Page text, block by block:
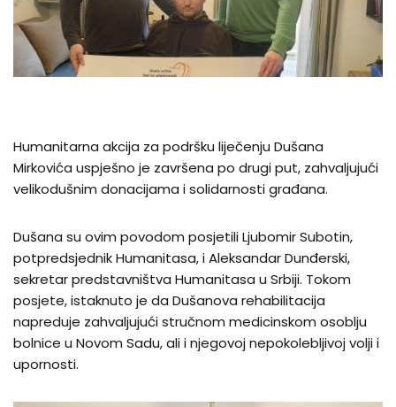
Humanitarna akcija za podršku liječenju Dušana
Mirkovića uspješno je završena po drugi put, zahvaljujući
velikodušnim donacijama i solidarnosti građana.
Dušana su ovim povodom posjetili Ljubomir Subotin,
potpredsjednik Humanitasa, i Aleksandar Dunđerski,
sekretar predstavništva Humanitasa u Srbiji. Tokom
posjete, istaknuto je da Dušanova rehabilitacija
napreduje zahvaljujući stručnom medicinskom osoblju
bolnice u Novom Sadu, ali i njegovoj nepokolebljivoj volji i
upornosti.